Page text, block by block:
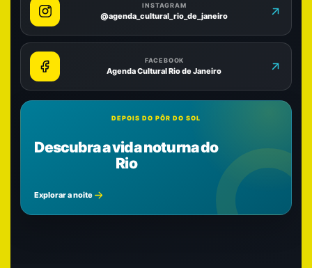
INSTAGRAM
@agenda_cultural_rio_de_janeiro
FACEBOOK
Agenda Cultural Rio de Janeiro
DEPOIS DO PÔR DO SOL
Descubra a vida noturna do
Rio
Explorar a noite